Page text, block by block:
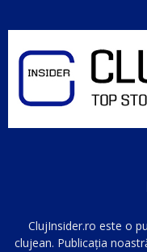
ClujInsider.ro este o
clujean. Publicația